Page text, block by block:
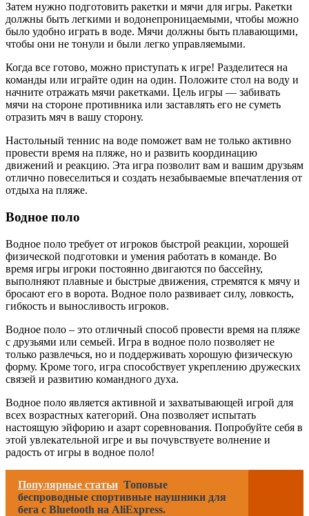
Затем нужно подготовить ракетки и мячи для игры. Ракетки
должны быть легкими и водонепроницаемыми, чтобы можно
было удобно играть в воде. Мячи должны быть плавающими,
чтобы они не тонули и были легко управляемыми.
Когда все готово, можно приступать к игре! Разделитеся на
команды или играйте один на один. Положите стол на воду и
начните отражать мячи ракетками. Цель игры — забивать
мячи на стороне противника или заставлять его не суметь
отразить мяч в вашу сторону.
Настольный теннис на воде поможет вам не только активно
провести время на пляже, но и развить координацию
движений и реакцию. Эта игра позволит вам и вашим друзьям
отлично повеселиться и создать незабываемые впечатления от
отдыха на пляже.
Водное поло
Водное поло требует от игроков быстрой реакции, хорошей
физической подготовки и умения работать в команде. Во
время игры игроки постоянно двигаются по бассейну,
выполняют плавные и быстрые движения, стремятся к мячу и
бросают его в ворота. Водное поло развивает силу, ловкость,
гибкость и выносливость игроков.
Водное поло – это отличный способ провести время на пляже
с друзьями или семьей. Игра в водное поло позволяет не
только развлечься, но и поддерживать хорошую физическую
форму. Кроме того, игра способствует укреплению дружеских
связей и развитию командного духа.
Водное поло является активной и захватывающей игрой для
всех возрастных категорий. Она позволяет испытать
настоящую эйфорию и азарт соревнования. Попробуйте себя в
этой увлекательной игре и вы почувствуете волнение и
радость от игры в водное поло!
Популярные статьи Топовые
беспроводные спортивные наушники для
бега с Bluetooth на AliExpress.